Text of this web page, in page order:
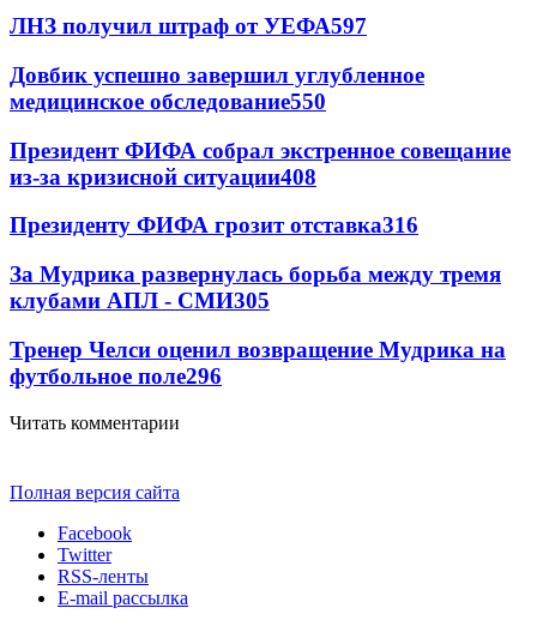
ЛНЗ получил штраф от УЕФА597
Довбик успешно завершил углубленное
медицинское обследование550
Президент ФИФА собрал экстренное совещание
из-за кризисной ситуации408
Президенту ФИФА грозит отставка316
За Мудрика развернулась борьба между тремя
клубами АПЛ - СМИ305
Тренер Челси оценил возвращение Мудрика на
футбольное поле296
Читать комментарии
Полная версия сайта
Facebook
Twitter
RSS-ленты
E-mail рассылка